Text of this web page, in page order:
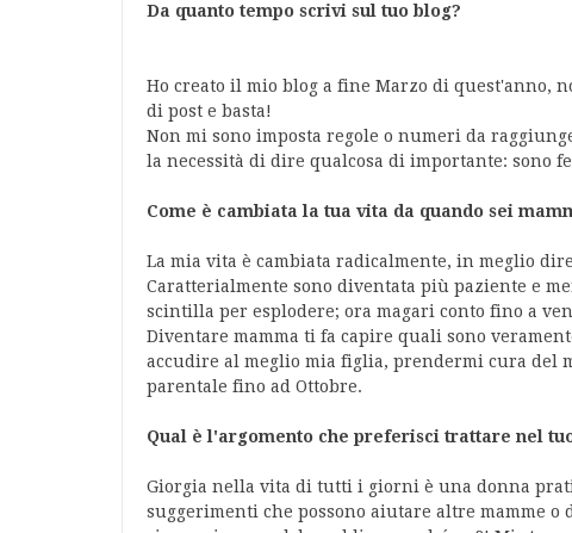
Da quanto tempo scrivi sul tuo blog?
Ho creato il mio blog a fine Marzo di quest'anno,
di post e basta!
Non mi sono imposta regole o numeri da
la necessità di dire qualcosa di importante: sono
Come è cambiata la tua vita da quando sei
La mia vita è cambiata radicalmente, in meglio
Caratterialmente sono diventata più paziente e
scintilla per esplodere; ora magari conto fino a
Diventare mamma ti fa capire quali sono
accudire al meglio mia figlia, prendermi cura del
parentale fino ad Ottobre.
Qual è l'argomento che preferisci trattare nel
Giorgia nella vita di tutti i giorni è una donna
suggerimenti che possono aiutare altre mamme